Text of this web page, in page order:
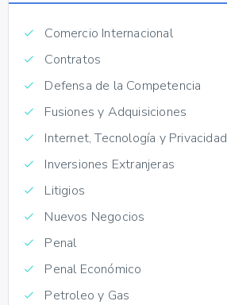
Comercio Internacional
Contratos
Defensa de la Competencia
Fusiones y Adquisiciones
Internet, Tecnología y Privacidad
Inversiones Extranjeras
Litigios
Nuevos Negocios
Penal
Penal Económico
Petroleo y Gas